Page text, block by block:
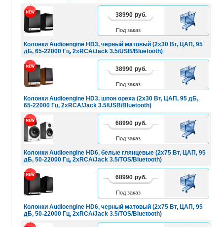
Колонки Audioengine HD3, черный матовый (2x30 Вт, ЦАП, 95
дБ, 65-22000 Гц, 2xRCA/Jack 3.5/USB/Bluetooth)
38990 руб.
Под заказ
В
КОРЗИНУ
Колонки Audioengine HD3, шпон ореха (2x30 Вт, ЦАП, 95 дБ,
65-22000 Гц, 2xRCA/Jack 3.5/USB/Bluetooth)
38990 руб.
Под заказ
В
КОРЗИНУ
Колонки Audioengine HD6, белые глянцевые (2x75 Вт, ЦАП, 95
дБ, 50-22000 Гц, 2xRCA/Jack 3.5/TOS/Bluetooth)
68990 руб.
Под заказ
В
КОРЗИНУ
Колонки Audioengine HD6, черный матовый (2x75 Вт, ЦАП, 95
дБ, 50-22000 Гц, 2xRCA/Jack 3.5/TOS/Bluetooth)
68990 руб.
Под заказ
В
КОРЗИНУ